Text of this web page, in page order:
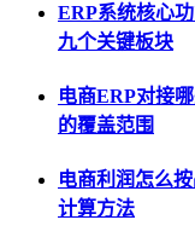
ERP系统核心
九个关键板块
电商ERP对接
的覆盖范围
电商利润怎么
计算方法